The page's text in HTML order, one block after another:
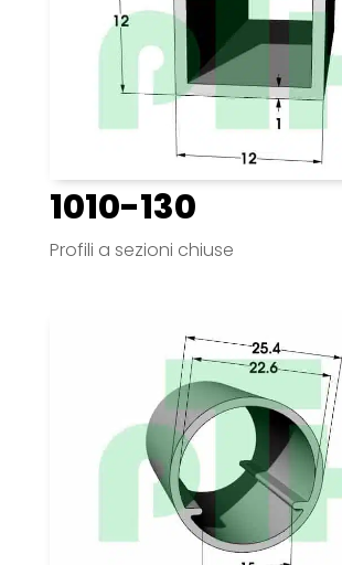
1010-130
Profili a sezioni chiuse